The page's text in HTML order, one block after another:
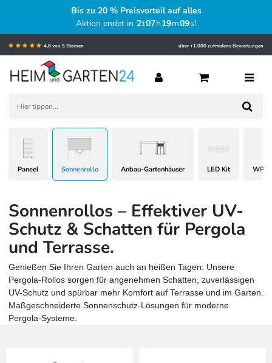
Bis zu 20 % Preisvorteil auf alles
Aktion endet in 2t07h19m08s!
4,8 von 5 Sternen über +1.000 zufriedene Bewertungen
Paneel Sonnenrollo Anbau-Gartenhäuser LED Kit WPC
Sonnenrollos – Effektiver UV-
Schutz & Schatten für Pergola
und Terrasse.
Genießen Sie Ihren Garten auch an heißen Tagen: Unsere
Pergola-Rollos sorgen für angenehmen Schatten, zuverlässigen
UV-Schutz und spürbar mehr Komfort auf Terrasse und im Garten.
Maßgeschneiderte Sonnenschutz-Lösungen für moderne
Pergola-Systeme.